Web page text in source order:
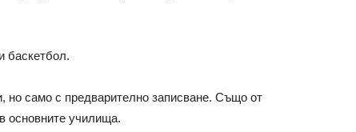
баскетбол.
но само с предварително записване. Също от
основните училища.